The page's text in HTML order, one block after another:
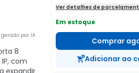
por IA
8
com
expandir
Ver detalhes de
Em estoque
Comprar
Adicionar ao